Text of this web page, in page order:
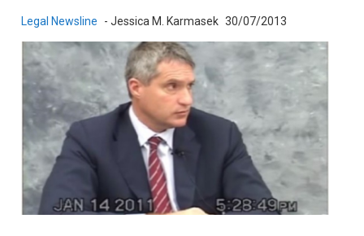
Legal Newsline - Jessica M. Karmasek 30/07/2013